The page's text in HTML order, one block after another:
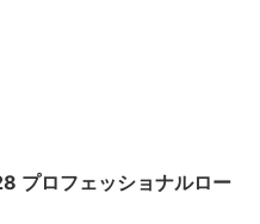
レース
プロフェッショナルロー